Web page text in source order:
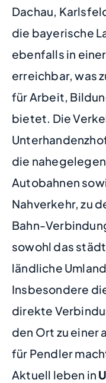
Dachau,
die bayerische
ebenfalls in
erreichbar, was
für Arbeit,
bietet. Die
die
Autobahnen
Nahverkehr, zu
Bahn-
sowohl das
ländliche
Insbesondere
direkte
den Ort zu
für Pendler
Aktuell leben in